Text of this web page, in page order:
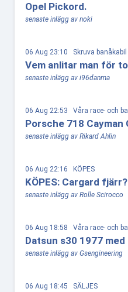
Opel Pickord.
senaste inlägg av noki
06 Aug 23:10 Skruva banåkabil
Vem anlitar man för
senaste inlägg av i96danma
06 Aug 22:53 Våra race- och
Porsche 718 Cayman
senaste inlägg av Rikard Ahlin
06 Aug 22:16 KÖPES
KÖPES: Cargard fjärr?
senaste inlägg av Rolle Scirocco
06 Aug 18:58 Våra race- och
Datsun s30 1977
senaste inlägg av Gsengineering
06 Aug 18:45 SÄLJES